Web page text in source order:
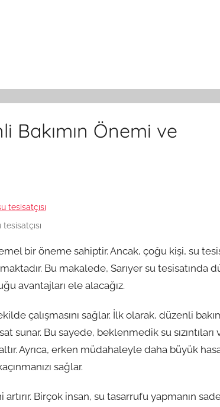
Bakımın Önemi ve
bir öneme sahiptir. Ancak, çoğu kişi, su
Bu makalede, Sarıyer su tesisatında
avantajları ele alacağız.
çalışmasını sağlar. İlk olarak, düzenli
sunar. Bu sayede, beklenmedik su sızıntıları
Ayrıca, erken müdahaleyle daha büyük
sağlar.
Birçok insan, su tasarrufu yapmanın